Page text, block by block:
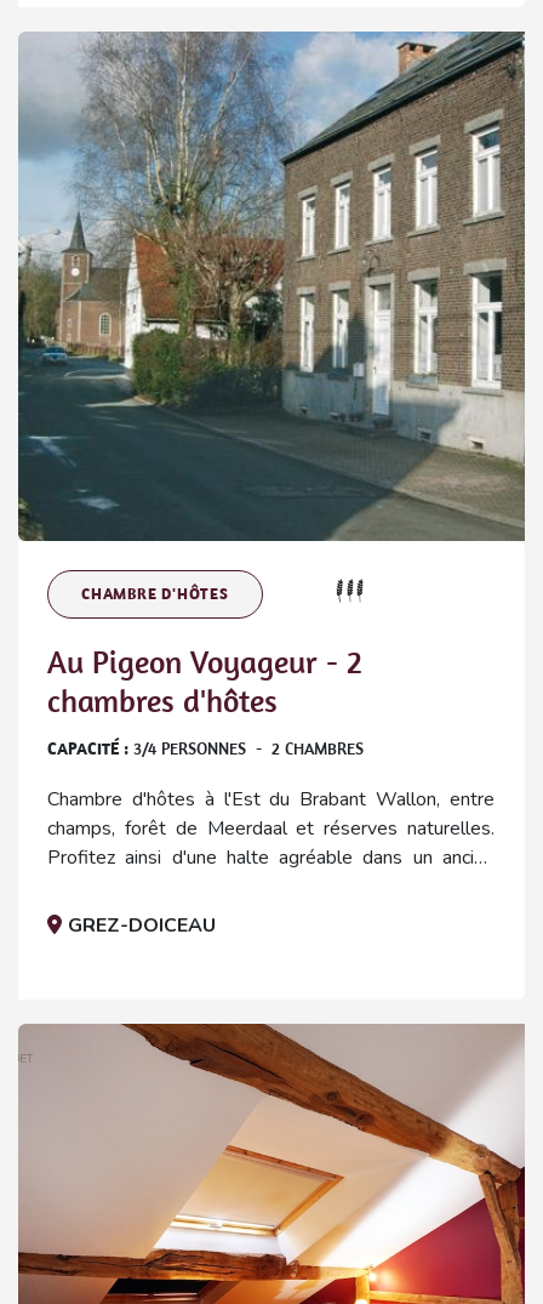
CHAMBRE D'HÔTES
Au Pigeon Voyageur - 2
chambres d'hôtes
CAPACITÉ : 3/4 PERSONNES - 2 CHAMBRES
Chambre d'hôtes à l'Est du Brabant Wallon, entre
champs, forêt de Meerdaal et réserves naturelles.
Profitez ainsi d'une halte agréable dans un ancien
balades.
GREZ-DOICEAU